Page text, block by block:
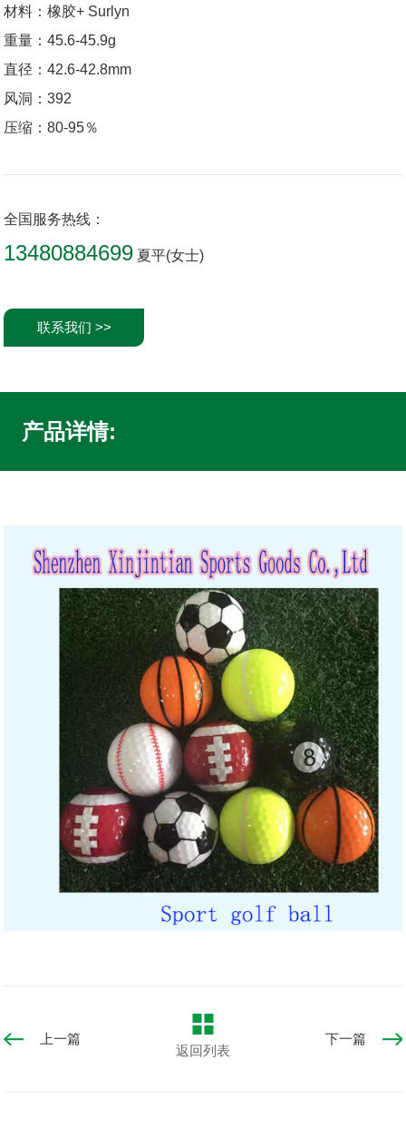
材料：橡胶+ Surlyn
重量：45.6-45.9g
直径：42.6-42.8mm
风洞：392
压缩：80-95％
全国服务热线：
13480884699 夏平(女士)
联系我们 >>
产品详情:
上一篇
返回列表
下一篇